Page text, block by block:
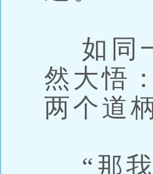
如同
然大悟
两个道
“那我